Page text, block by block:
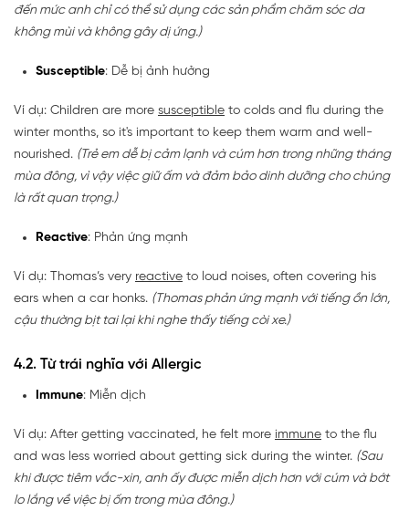
đến mức anh chỉ có thể sử dụng các sản phẩm chăm sóc da
không mùi và không gây dị ứng.)
Susceptible: Dễ bị ảnh hưởng
Ví dụ: Children are more susceptible to colds and flu during the
winter months, so it's important to keep them warm and well-
nourished. (Trẻ em dễ bị cảm lạnh và cúm hơn trong những tháng
mùa đông, vì vậy việc giữ ấm và đảm bảo dinh dưỡng cho chúng
là rất quan trọng.)
Reactive: Phản ứng mạnh
Ví dụ: Thomas’s very reactive to loud noises, often covering his
ears when a car honks. (Thomas phản ứng mạnh với tiếng ồn lớn,
cậu thường bịt tai lại khi nghe thấy tiếng còi xe.)
4.2. Từ trái nghĩa với Allergic
Immune: Miễn dịch
Ví dụ: After getting vaccinated, he felt more immune to the flu
and was less worried about getting sick during the winter. (Sau
khi được tiêm vắc-xin, anh ấy được miễn dịch hơn với cúm và bớt
lo lắng về việc bị ốm trong mùa đông.)